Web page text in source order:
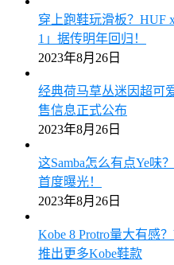
穿上跑鞋玩滑板？HUF
1」据传明年回归！
2023年8月26日
经典荷马草丛迷因超可
售信息正式公布
2023年8月26日
这Samba怎么有点Ye味
首度曝光！
2023年8月26日
Kobe 8 Protro量大有感
推出更多Kobe鞋款